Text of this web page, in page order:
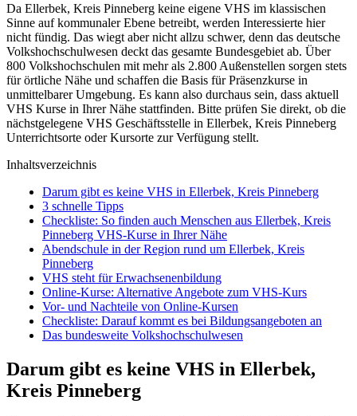
Da Ellerbek, Kreis Pinneberg keine eigene VHS im klassischen
Sinne auf kommunaler Ebene betreibt, werden Interessierte hier
nicht fündig. Das wiegt aber nicht allzu schwer, denn das deutsche
Volkshochschulwesen deckt das gesamte Bundesgebiet ab. Über
800 Volkshochschulen mit mehr als 2.800 Außenstellen sorgen stets
für örtliche Nähe und schaffen die Basis für Präsenzkurse in
unmittelbarer Umgebung. Es kann also durchaus sein, dass aktuell
VHS Kurse in Ihrer Nähe stattfinden. Bitte prüfen Sie direkt, ob die
nächstgelegene VHS Geschäftsstelle in Ellerbek, Kreis Pinneberg
Unterrichtsorte oder Kursorte zur Verfügung stellt.
Inhaltsverzeichnis
Darum gibt es keine VHS in Ellerbek, Kreis Pinneberg
3 schnelle Tipps
Checkliste: So finden auch Menschen aus Ellerbek, Kreis
Pinneberg VHS-Kurse in Ihrer Nähe
Abendschule in der Region rund um Ellerbek, Kreis
Pinneberg
VHS steht für Erwachsenenbildung
Online-Kurse: Alternative Angebote zum VHS-Kurs
Vor- und Nachteile von Online-Kursen
Checkliste: Darauf kommt es bei Bildungsangeboten an
Das bundesweite Volkshochschulwesen
Darum gibt es keine VHS in Ellerbek,
Kreis Pinneberg